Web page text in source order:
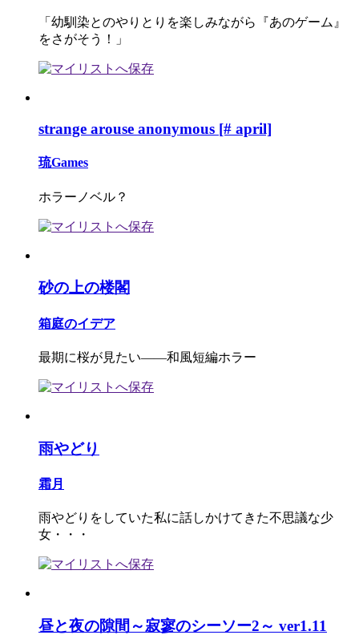
「幼馴染とのやりとりを楽しみながら『あのゲーム』
をさがそう！」
strange arouse anonymous [# april]
琉Games
ホラーノベル？
砂の上の楼閣
箱庭のイデア
最期に桜が見たい――和風短編ホラー
雨やどり
霜月
雨やどりをしていた私に話しかけてきた不思議な少
女・・・
昼と夜の隙間～寂寥のシーソー2～ ver1.11